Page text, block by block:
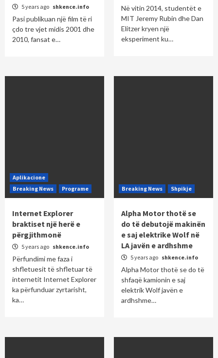
5 years ago shkence.info
Pasi publikuan një film të ri
çdo tre vjet midis 2001 dhe
2010, fansat e…
Në vitin 2014, studentët e
MIT Jeremy Rubin dhe Dan
Elitzer kryen një
eksperiment ku…
Aplikacione
Breaking News
Programe
Internet Explorer
braktiset një herë e
përgjithmonë
5 years ago shkence.info
Përfundimi me faza i
shfletuesit të shfletuar të
internetit Internet Explorer
ka përfunduar zyrtarisht,
ka…
Breaking News Shpikje
Alpha Motor thotë se
do të debutojë makinën
e saj elektrike Wolf në
LA javën e ardhshme
5 years ago shkence.info
Alpha Motor thotë se do të
shfaqë kamionin e saj
elektrik Wolf javën e
ardhshme…